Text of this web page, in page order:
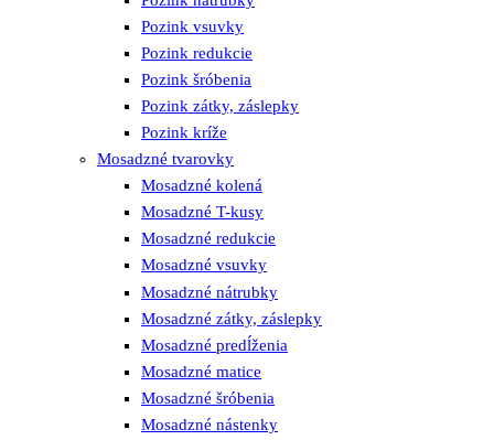
Pozink vsuvky
Pozink redukcie
Pozink šróbenia
Pozink zátky, záslepky
Pozink kríže
Mosadzné tvarovky
Mosadzné kolená
Mosadzné T-kusy
Mosadzné redukcie
Mosadzné vsuvky
Mosadzné nátrubky
Mosadzné zátky, záslepky
Mosadzné predĺženia
Mosadzné matice
Mosadzné šróbenia
Mosadzné nástenky